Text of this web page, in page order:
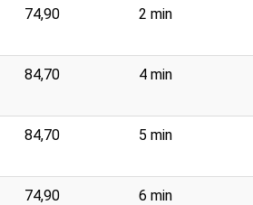
74,90 2 min
84,70 4 min
84,70 5 min
74,90 6 min